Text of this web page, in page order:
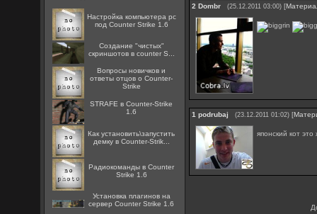
Настройка компьютера pc
под Counter Strike 1.6
Создание "чистых"
скриншотов в counter S...
Вопросы новичков и
ответы отцов о Counter-
Strike
STRAFE в Counter-Strike
1.6
Как установить\запустить
демку в Counter-Strik...
Радиокоманды в Counter
Strike 1.6
Установка плагинов на
сервер Counter Strike 1.6
2 Dombr (25.12.2011 03:00) [
1 podrubaj (23.12.2011 01:02) [
японский кот это